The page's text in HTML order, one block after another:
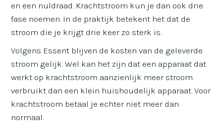
en een nuldraad. Krachtstroom kun je dan ook drie
fase noemen. In de praktijk betekent het dat de
stroom die je krijgt drie keer zo sterk is.
Volgens Essent blijven de kosten van de geleverde
stroom gelijk. Wel kan het zijn dat een apparaat dat
werkt op krachtstroom aanzienlijk meer stroom
verbruikt dan een klein huishoudelijk apparaat. Voor
krachtstroom betaal je echter niet meer dan
normaal.